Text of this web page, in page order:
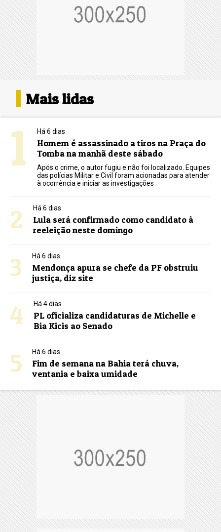
Mais lidas
1 Há 6 dias
Homem é assassinado a tiros na Praça do
Tomba na manhã deste sábado
Após o crime, o autor fugiu e não foi localizado. Equipes
das polícias Militar e Civil foram acionadas para atender
à ocorrência e iniciar as investigações
2 Há 6 dias
Lula será confirmado como candidato à
reeleição neste domingo
3 Há 6 dias
Mendonça apura se chefe da PF obstruiu
justiça, diz site
4 Há 4 dias
PL oficializa candidaturas de Michelle e
Bia Kicis ao Senado
5 Há 6 dias
Fim de semana na Bahia terá chuva,
ventania e baixa umidade